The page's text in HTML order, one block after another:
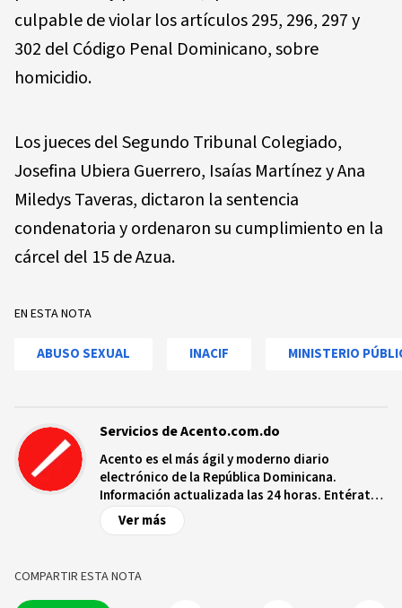
culpable de violar los artículos 295, 296, 297 y
302 del Código Penal Dominicano, sobre
homicidio.
Los jueces del Segundo Tribunal Colegiado,
Josefina Ubiera Guerrero, Isaías Martínez y Ana
Miledys Taveras, dictaron la sentencia
condenatoria y ordenaron su cumplimiento en la
cárcel del 15 de Azua.
EN ESTA NOTA
ABUSO SEXUAL INACIF MINISTERIO
Servicios de Acento.com.do
Acento es el más ágil y moderno diario
electrónico de la República Dominicana.
Información actualizada las 24 horas. Entérate
de las noticias y sucesos más importantes a
nivel nacional e internacional, videos y fotos
relevantes en tiempo real.
Ver más
COMPARTIR ESTA NOTA